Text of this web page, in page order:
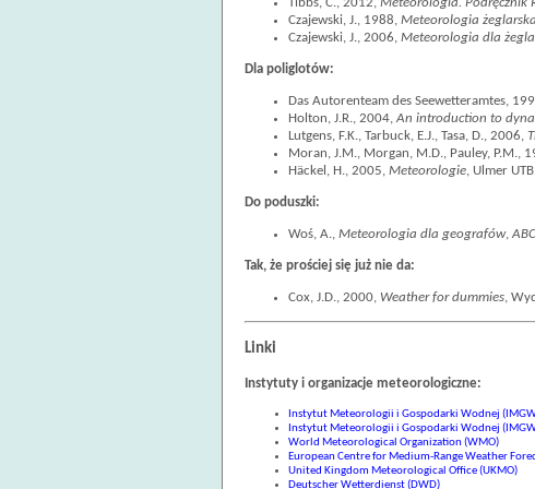
Czajewski, J., 1988, Meteorologia żeglarska
Czajewski, J., 2006, Meteorologia dla
Dla poliglotów:
Das Autorenteam des Seewetteramtes,
Holton, J.R., 2004, An introduction to
Lutgens, F.K., Tarbuck, E.J., Tasa, D., 2006,
Moran, J.M., Morgan, M.D., Pauley, P.M.,
Häckel, H., 2005, Meteorologie, Ulmer
Do poduszki:
Woś, A., Meteorologia dla geografów,
Tak, że prościej się już nie da:
Cox, J.D., 2000, Weather for dummies,
Linki
Instytuty i organizacje meteorologiczne:
Instytut Meteorologii i Gospodarki Wodnej
Instytut Meteorologii i Gospodarki Wodnej
World Meteorological Organization (WMO)
European Centre for Medium-Range Weather
United Kingdom Meteorological Office (UKMO)
Deutscher Wetterdienst (DWD)